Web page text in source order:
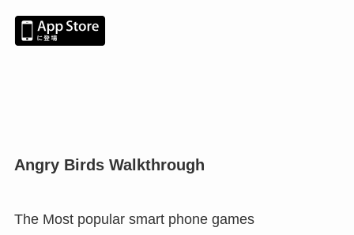
Angry Birds Walkthrough
The Most popular smart phone games